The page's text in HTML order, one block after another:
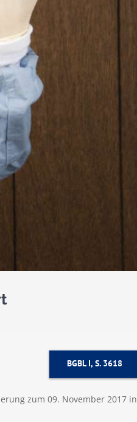
BGBL I, S. 3618
zum 09. November 2017 in